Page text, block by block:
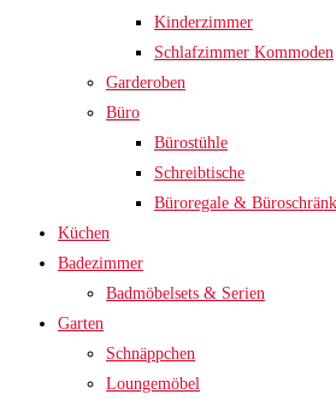
Kinderzimmer
Schlafzimmer Kommoden
Garderoben
Büro
Bürostühle
Schreibtische
Büroregale &
Küchen
Badezimmer
Badmöbelsets & Serien
Garten
Schnäppchen
Loungemöbel